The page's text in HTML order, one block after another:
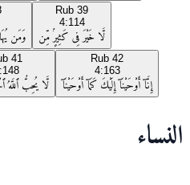
وَمَن
Rub 39
4:114
لَّا خَيْرَ فِى كَثِيرٍۢ مِّن
41
لَّا يُحِبُّ ٱللَّهُ
Rub 42
4:163
إِنَّآ أَوْحَيْنَآ إِلَيْكَ كَمَآ أَوْحَيْنَآ
النساء